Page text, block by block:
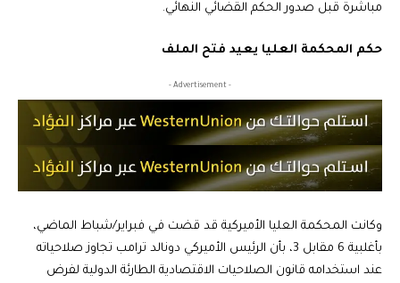
مباشرة قبل صدور الحكم القضائي النهائي.
حكم المحكمة العليا يعيد فتح الملف
- Advertisement -
وكانت المحكمة العليا الأميركية قد قضت في فبراير/شباط الماضي،
بأغلبية 6 مقابل 3، بأن الرئيس الأميركي دونالد ترامب تجاوز صلاحياته
عند استخدامه قانون الصلاحيات الاقتصادية الطارئة الدولية لفرض